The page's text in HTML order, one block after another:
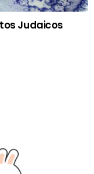
Judaicos